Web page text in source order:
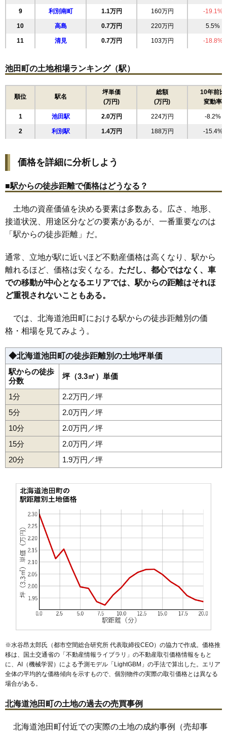
9 利別南町 1.1万円 160万円 -19.1%
10 高島 0.7万円 220万円 5.5%
11 清見 0.7万円 103万円 -18.8%
池田町の土地相場ランキング（駅）
順位 駅名
坪単価
(万円)
総額
(万円)
10年前比
変動率
1 池田駅 2.0万円 224万円 -8.2%
2 利別駅 1.4万円 188万円 -15.4%
価格を詳細に分析しよう
■駅からの徒歩距離で価格はどうなる？
土地の資産価値を決める要素は多数ある。広さ、地形、
接道状況、用途区分などの要素があるが、一番重要なのは
「駅からの徒歩距離」だ。
通常、立地が駅に近いほど不動産価格は高くなり、駅から
離れるほど、価格は安くなる。 ただし、都心ではなく、車
での移動が中心となるエリアでは、駅からの距離はそれほ
ど重視されないこともある。
では、北海道池田町における駅からの徒歩距離別の価
格・相場を見てみよう。
◆北海道池田町の徒歩距離別の土地坪単価
駅からの徒歩
分数
坪（3.3㎡）単価
1分
2.2万円／坪
5分
2.0万円／坪
10分
2.0万円／坪
15分
2.0万円／坪
20分
1.9万円／坪
※水谷昂太郎氏（都市空間総合研究所 代表取締役CEO）の協力で作成。価格推
移は、国土交通省の「不動産情報ライブラリ 」の不動産取引価格情報をもと
に、AI（機械学習）による予測モデル「LightGBM」の手法で算出した。エリア
全体の平均的な価格傾向を示すもので、個別物件の実際の取引価格とは異なる
場合がある。
北海道池田町の土地の過去の売買事例
北海道池田町付近での実際の土地の成約事例（売却事